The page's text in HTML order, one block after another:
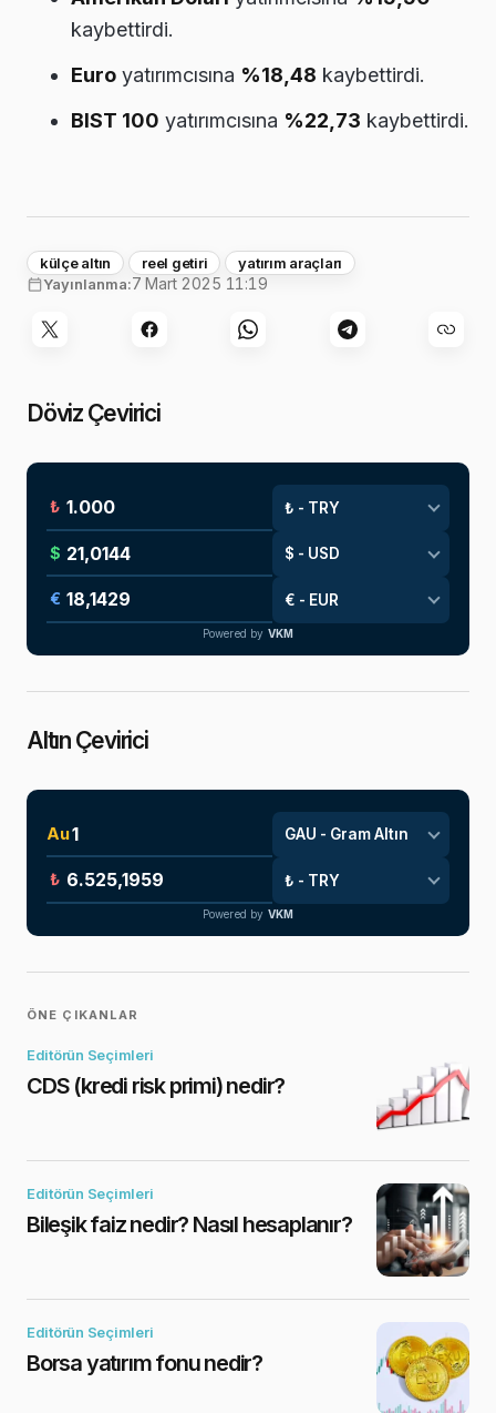
kaybettirdi.
Euro yatırımcısına %18,48 kaybettirdi.
BIST 100 yatırımcısına %22,73 kaybettirdi.
külçe altın reel getiri
yatırım araçları
Yayınlanma:7 Mart 2025 11:19
Döviz Çevirici
₺
$
€
Powered by VKM
Altın Çevirici
Au
₺
Powered by VKM
ÖNE ÇIKANLAR
Editörün Seçimleri
CDS (kredi risk primi) nedir?
Editörün Seçimleri
Bileşik faiz nedir? Nasıl hesaplanır?
Editörün Seçimleri
Borsa yatırım fonu nedir?